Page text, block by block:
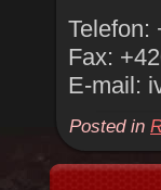
Telefon:
Fax:
E-mail:
Posted in